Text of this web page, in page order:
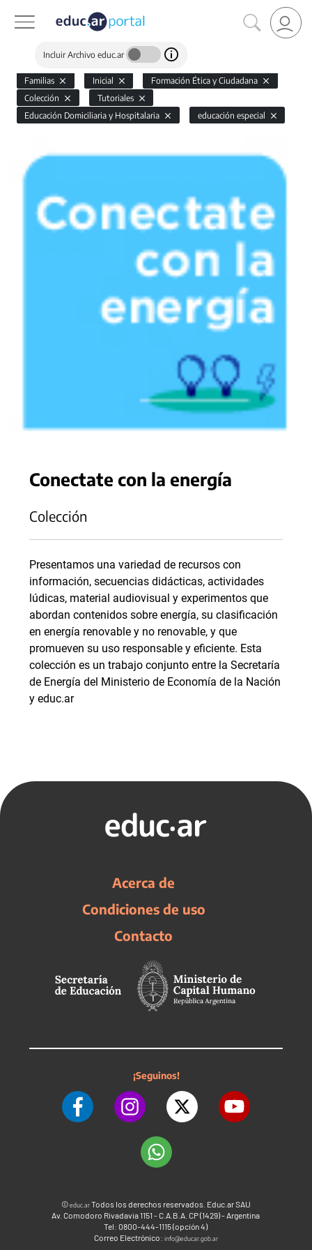
Incluir Archivo educ.ar
Familias Inicial
Formación Ética y Ciudadana
Colección
Tutoriales
Educación Domiciliaria y Hospitalaria
educación especial
Conectate con la energía
Colección
Presentamos una variedad de recursos con
información, secuencias didácticas, actividades
lúdicas, material audiovisual y experimentos que
abordan contenidos sobre energía, su clasificación
en energía renovable y no renovable, y que
promueven su uso responsable y eficiente. Esta
colección es un trabajo conjunto entre la Secretaría
de Energía del Ministerio de Economía de la Nación
y educ.ar
Acerca de
Condiciones de uso
Contacto
¡Seguinos!
©educ.arTodos los derechos reservados. Educ.ar SAU
Av. Comodoro Rivadavia 1151 - C.A.B.A. CP (1429) - Argentina
Tel: 0800-444-1115 (opción 4)
Correo Electrónico: info@educar.gob.ar